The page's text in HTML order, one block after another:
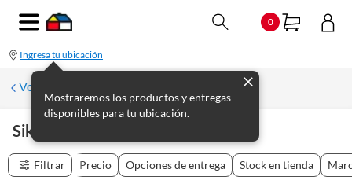
0
Ingresa tu ubicación
Mostraremos los productos y entregas
disponibles para tu ubicación.
Volver
Sika
Filtrar Precio Opciones de entrega Stock en tienda